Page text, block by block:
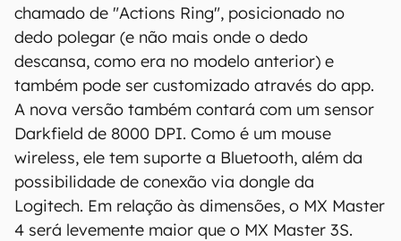
chamado de "Actions Ring", posicionado no
dedo polegar (e não mais onde o dedo
descansa, como era no modelo anterior) e
também pode ser customizado através do app.
A nova versão também contará com um sensor
Darkfield de 8000 DPI. Como é um mouse
wireless, ele tem suporte a Bluetooth, além da
possibilidade de conexão via dongle da
Logitech. Em relação às dimensões, o MX Master
4 será levemente maior que o MX Master 3S.